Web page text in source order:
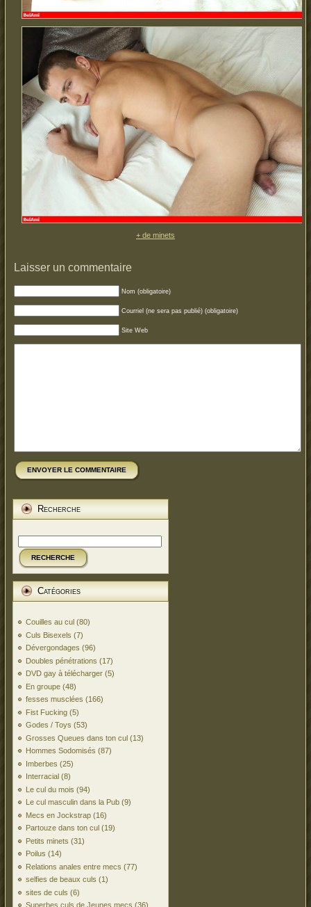
+ de minets
Laisser un commentaire
Nom (obligatoire)
Courriel (ne sera pas publié) (obligatoire)
Site Web
ENVOYER LE COMMENTAIRE
Recherche
RECHERCHE
Catégories
Couilles au cul (80)
Culs Bisexels (7)
Dévergondages (96)
Doubles pénétrations (17)
DVD gay à télécharger (5)
En groupe (48)
fesses musclées (166)
Fist Fucking (5)
Godes / Toys (53)
Grosses Queues dans ton cul (13)
Hommes Sodomisés (87)
Imberbes (25)
Interracial (8)
Le cul du mois (94)
Le cul masculin dans la Pub (9)
Mecs en Jockstrap (16)
Partouze dans ton cul (19)
Petits minets (31)
Poilus (14)
Relations anales entre mecs (77)
selfies de beaux culs (1)
sites de culs (6)
Superbes culs de Jeunes mecs (36)